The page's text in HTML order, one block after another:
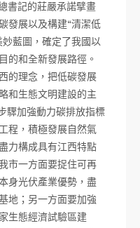
書記的莊嚴承諾擘畫
發展以及構建“清潔低
藍圖，確定了我國以
的和全新發展路徑。
的理念，把低碳發展
和生態文明建設的主
驟加強動力碳排放指標
程，積極發展自然氣
力構成具有江西特點
市一方面要捉住可再
身光伏產業優勢，盡
地；另一方面要加強
生態經濟試驗區建